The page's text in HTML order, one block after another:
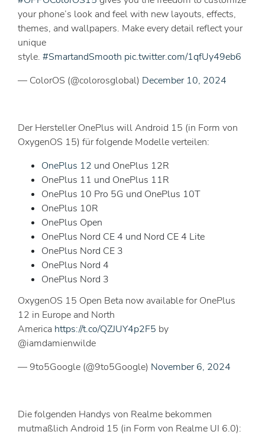
your phone’s look and feel with new layouts, effects,
themes, and wallpapers. Make every detail reflect your
unique
style. #SmartandSmooth pic.twitter.com/1qfUy49eb6
— ColorOS (@colorosglobal) December 10, 2024
Der Hersteller OnePlus will Android 15 (in Form von
OxygenOS 15) für folgende Modelle verteilen:
OnePlus 12 und OnePlus 12R
OnePlus 11 und OnePlus 11R
OnePlus 10 Pro 5G und OnePlus 10T
OnePlus 10R
OnePlus Open
OnePlus Nord CE 4 und Nord CE 4 Lite
OnePlus Nord CE 3
OnePlus Nord 4
OnePlus Nord 3
OxygenOS 15 Open Beta now available for OnePlus
12 in Europe and North
America https://t.co/QZJUY4p2F5 by
@iamdamienwilde
— 9to5Google (@9to5Google) November 6, 2024
Die folgenden Handys von Realme bekommen
mutmaßlich Android 15 (in Form von Realme UI 6.0):